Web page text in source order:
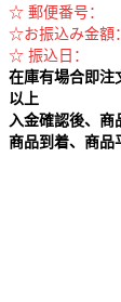
☆ 郵便番号：
☆お振込み金額
☆ 振込日：
在庫有場合即注
以上
入金確認後、商
商品到着、商品